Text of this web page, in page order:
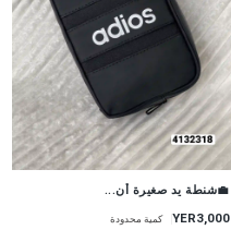
💼شنطة يد صغيرة أن...
YER3,000 كمية محدودة